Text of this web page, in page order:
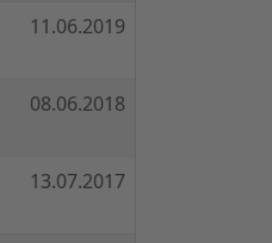
11.06.2019
08.06.2018
13.07.2017